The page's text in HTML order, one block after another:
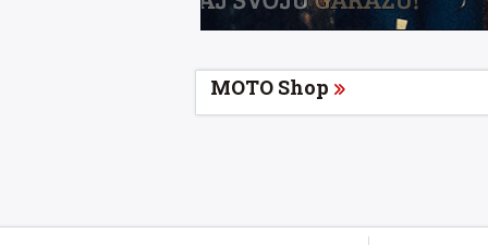
MOTO Shop